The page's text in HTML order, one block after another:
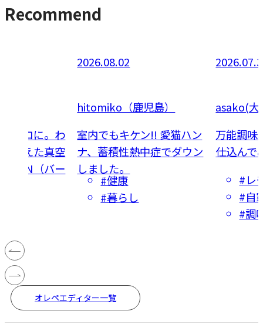
Recommend
ゼロに。わ
変えた真空
（バー
2026.08.02
hitomiko（鹿児島）
室内でもキケン!! 愛猫ハン
ナ、蓄積性熱中症でダウン
しました。
#健康
#暮らし
asako(大
万能調味
仕込んで
#レ
#自
#調
オレペエディター一覧